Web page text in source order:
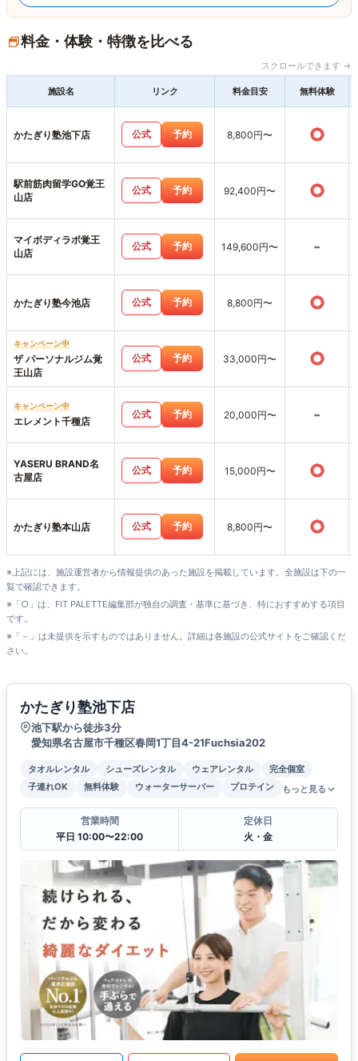
料金・体験・特徴を比べる
スクロールできます →
施設名 リンク 料金目安 無料体験
かたぎり塾池下店 公式 予約 8,800円〜 ○
駅前筋肉留学GO覚王
山店
公式 予約 92,400円〜 ○
マイボディラボ覚王
山店
公式 予約 149,600円〜 -
かたぎり塾今池店 公式 予約 8,800円〜 ○
キャンペーン中
ザ パーソナルジム覚
王山店
公式 予約 33,000円〜 ○
キャンペーン中
エレメント千種店
公式 予約 20,000円〜 -
YASERU BRAND名
古屋店
公式 予約 15,000円〜 ○
かたぎり塾本山店 公式 予約 8,800円〜 ○
※上記には、施設運営者から情報提供のあった施設を掲載しています。全施設は下の一
覧で確認できます。
※「○」は、FIT PALETTE編集部が独自の調査・基準に基づき、特におすすめする項目
です。
※「－」は未提供を示すものではありません。詳細は各施設の公式サイトをご確認くだ
さい。
かたぎり塾池下店
池下駅から徒歩3分
愛知県名古屋市千種区春岡1丁目4-21Fuchsia202
タオルレンタル シューズレンタル ウェアレンタル
完全個室
子連れOK
無料体験 ウォーターサーバー プロテイン もっと見る
営業時間
平日 10:00〜22:00
定休日
火・金